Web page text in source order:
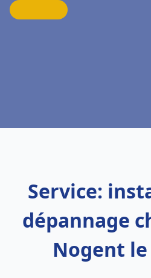
Service:
dépannage
Nogent